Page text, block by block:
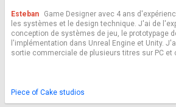
Esteban
Game Designer avec 4 ans
les systèmes et le design technique. J'ai de
conception de systèmes de jeu, le prototypage
l'implémentation dans Unreal Engine et Unity.
sortie commerciale de plusieurs titres sur PC et
Piece of Cake studios